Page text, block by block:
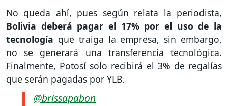
No queda ahí, pues según relata la periodista,
Bolivia deberá pagar el 17% por el uso de la
tecnología que traiga la empresa, sin embargo,
no se generará una transferencia tecnológica.
Finalmente, Potosí solo recibirá el 3% de regalías
que serán pagadas por YLB.
@brissapabon